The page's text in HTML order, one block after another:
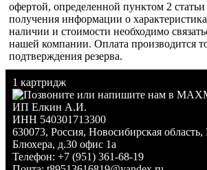
офертой, определенной пунктом 2
получения информации о
наличии и стоимости необходимо
нашей компании. Оплата производится
подтверждения резерва.
1 картридж
ИП Елкин А.И.
ИНН 540301713300
630073, Россия, Новосибирская область,
Блюхера, д.30 офис 1а
Телефон: +7 (951) 361-68-19